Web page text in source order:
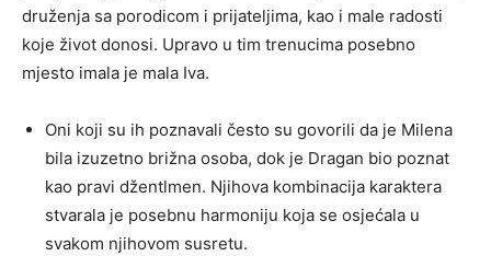
druženja sa porodicom i prijateljima, kao i male radosti
koje život donosi. Upravo u tim trenucima posebno
mjesto imala je mala Iva.
Oni koji su ih poznavali često su govorili da je Milena
bila izuzetno brižna osoba, dok je Dragan bio poznat
kao pravi džentlmen. Njihova kombinacija karaktera
stvarala je posebnu harmoniju koja se osjećala u
svakom njihovom susretu.